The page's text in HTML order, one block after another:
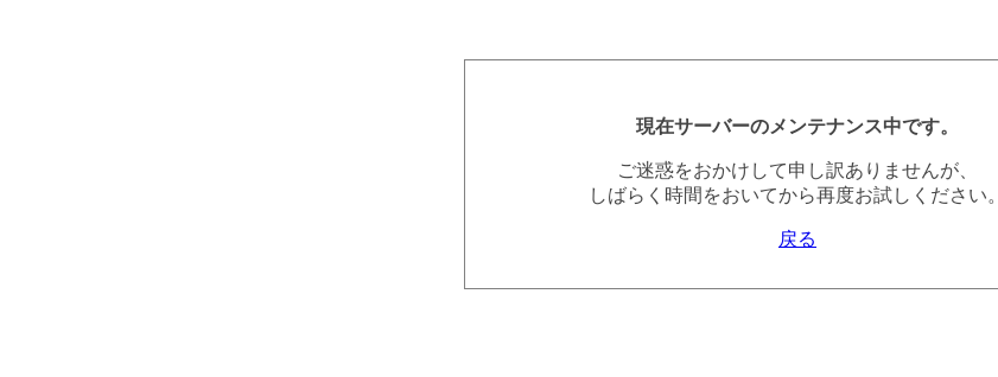
現在サーバーのメンテナンス中です。
ご迷惑をおかけして申し訳ありませんが、
しばらく時間をおいてから再度お試しください。
戻る